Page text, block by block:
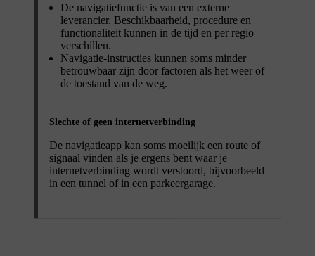
De navigatiefunctie is van een externe
leverancier. Beschikbaarheid, procedure en
functionaliteit kunnen in de tijd en per regio
verschillen.
Navigatie-instructies kunnen soms minder
betrouwbaar zijn door factoren als het weer of
de toestand van de weg.
Slechte of geen internetverbinding
De navigatieapp kan soms moeilijk een route of
signaal vinden als je ergens bent waar je
internetverbinding wordt verstoord, bijvoorbeeld
in een tunnel of in een parkeergarage.